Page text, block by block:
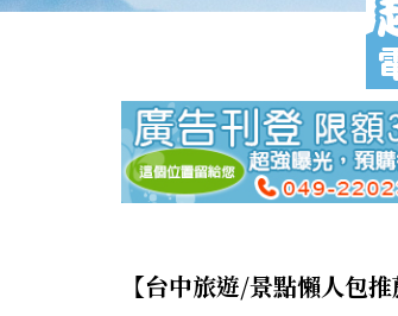
【台中旅遊/景點懶人包